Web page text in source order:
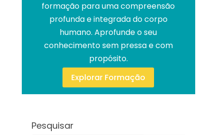
formação para uma compreensão
profunda e integrada do corpo
humano. Aprofunde o seu
conhecimento sem pressa e com
propósito.
Explorar Formação
Pesquisar